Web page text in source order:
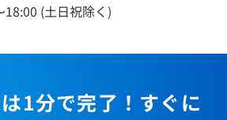
(土日祝除く)
1分で完了！すぐに